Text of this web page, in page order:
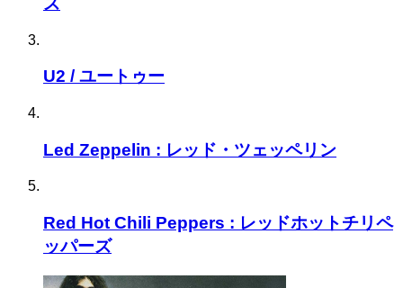
U2 / ユートゥー
Led Zeppelin : レッド・ツェッペリン
Red Hot Chili Peppers : レッドホットチリペ
ッパーズ